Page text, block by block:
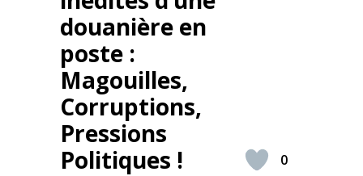
douanière en
poste :
Magouilles,
Corruptions,
Pressions
Politiques !
0